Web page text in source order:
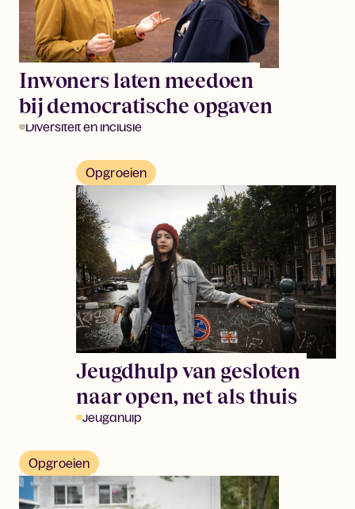
Inwoners laten meedoen
bij democratische opgaven
Diversiteit en inclusie
Opgroeien
Jeugdhulp van gesloten
naar open, net als thuis
Jeugdhulp
Opgroeien